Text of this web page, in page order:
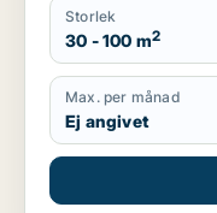
Storlek
30 - 100 m2
Max. per månad
Ej angivet